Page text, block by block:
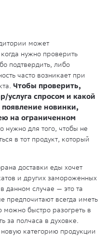
может
нужно проверить
подтвердить, либо
часто возникает при
Чтобы проверить,
услуга спросом и какой
новинки,
на ограниченном
нужно для того, чтобы не
в тот продукт, который
доставки еды хочет
и других замороженных
данном случае — это та
предпочитают всегда иметь
можно быстро разогреть в
за полчаса в духовке.
новую категорию продукции